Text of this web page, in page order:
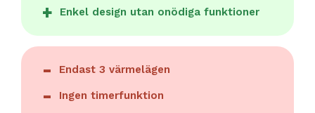
Enkel design utan onödiga funktioner
Endast 3 värmelägen
Ingen timerfunktion